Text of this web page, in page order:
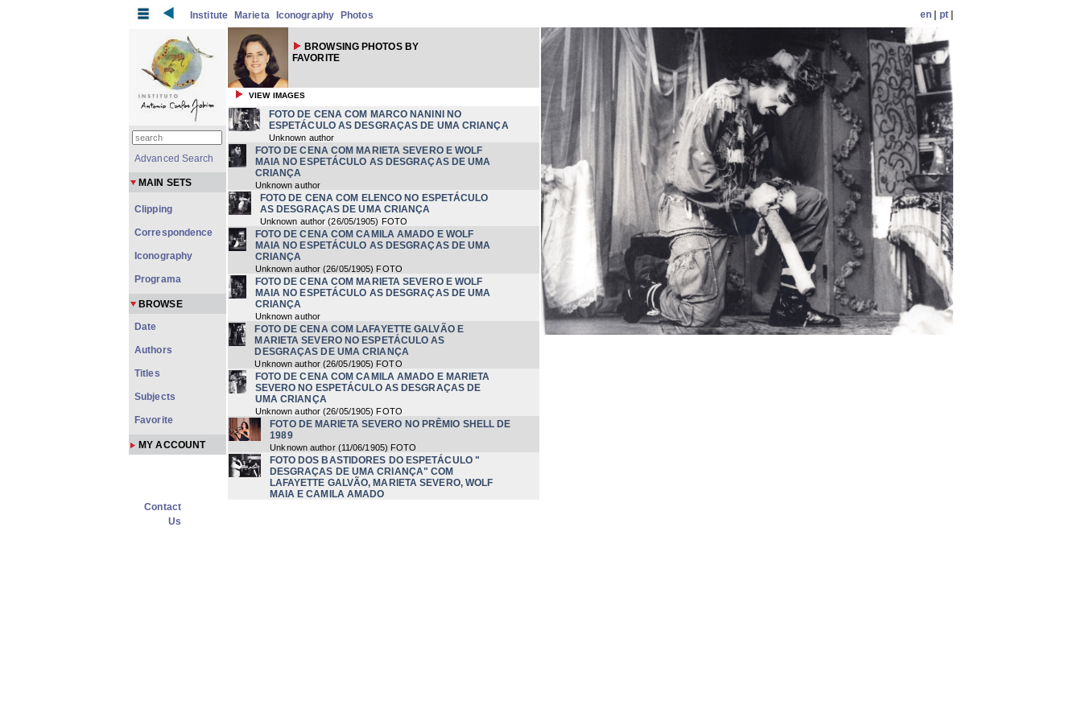
Institute Marieta Iconography Photos en pt|
BROWSING PHOTOS BY
FAVORITE
VIEW IMAGES
FOTO DE CENA COM MARCO NANINI NO
ESPETÁCULO AS DESGRAÇAS DE UMA CRIANÇA
Unknown author
FOTO DE CENA COM MARIETA SEVERO E WOLF
MAIA NO ESPETÁCULO AS DESGRAÇAS DE UMA
CRIANÇA
Unknown author
FOTO DE CENA COM ELENCO NO ESPETÁCULO
AS DESGRAÇAS DE UMA CRIANÇA
Unknown author (26/05/1905) FOTO
FOTO DE CENA COM CAMILA AMADO E WOLF
MAIA NO ESPETÁCULO AS DESGRAÇAS DE UMA
CRIANÇA
Unknown author (26/05/1905) FOTO
FOTO DE CENA COM MARIETA SEVERO E WOLF
MAIA NO ESPETÁCULO AS DESGRAÇAS DE UMA
CRIANÇA
Unknown author
FOTO DE CENA COM LAFAYETTE GALVÃO E
MARIETA SEVERO NO ESPETÁCULO AS
DESGRAÇAS DE UMA CRIANÇA
Unknown author (26/05/1905) FOTO
FOTO DE CENA COM CAMILA AMADO E MARIETA
SEVERO NO ESPETÁCULO AS DESGRAÇAS DE
UMA CRIANÇA
Unknown author (26/05/1905) FOTO
FOTO DE MARIETA SEVERO NO PRÊMIO SHELL DE
1989
Unknown author (11/06/1905) FOTO
FOTO DOS BASTIDORES DO ESPETÁCULO "
DESGRAÇAS DE UMA CRIANÇA" COM
LAFAYETTE GALVÃO, MARIETA SEVERO, WOLF
MAIA E CAMILA AMADO
Advanced Search
MAIN SETS
Clipping
Correspondence
Iconography
Programa
BROWSE
Date
Authors
Titles
Subjects
Favorite
MY ACCOUNT
Contact
Us